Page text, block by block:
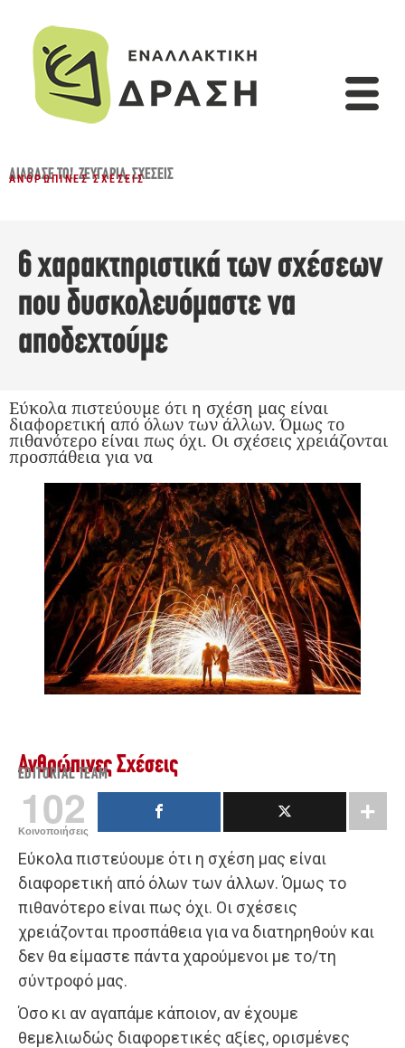
ΔΙΆΒΑΣΈ ΤΟ!,ΖΕΥΓΆΡΙΑ,ΣΧΈΣΕΙΣ
ΑΝΘΡΏΠΙΝΕΣ ΣΧΈΣΕΙΣ
6 χαρακτηριστικά των σχέσεων
που δυσκολευόμαστε να
αποδεχτούμε
Εύκολα πιστεύουμε ότι η σχέση μας είναι
διαφορετική από όλων των άλλων. Όμως το
πιθανότερο είναι πως όχι. Οι σχέσεις χρειάζονται
προσπάθεια για να
Ανθρώπινες Σχέσεις
EDITORIAL TEAM
102
Κοινοποιήσεις
Εύκολα πιστεύουμε ότι η σχέση μας είναι
διαφορετική από όλων των άλλων. Όμως το
πιθανότερο είναι πως όχι. Οι σχέσεις
χρειάζονται προσπάθεια για να διατηρηθούν και
δεν θα είμαστε πάντα χαρούμενοι με το/τη
σύντροφό μας.
Όσο κι αν αγαπάμε κάποιον, αν έχουμε
θεμελιωδώς διαφορετικές αξίες, ορισμένες